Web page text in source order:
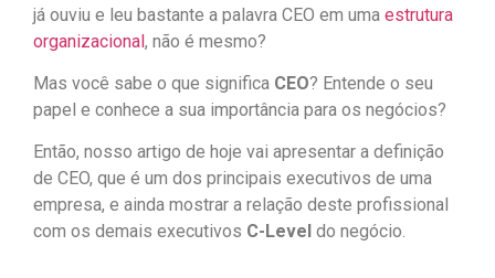
já ouviu e leu bastante a palavra CEO em uma estrutura
organizacional, não é mesmo?
Mas você sabe o que significa CEO? Entende o seu
papel e conhece a sua importância para os negócios?
Então, nosso artigo de hoje vai apresentar a definição
de CEO, que é um dos principais executivos de uma
empresa, e ainda mostrar a relação deste profissional
com os demais executivos C-Level do negócio.